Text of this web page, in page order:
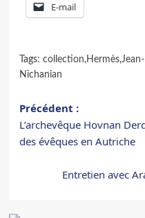
E-mail
Tags: collection,Hermès,
Nichanian
Navigation
d’article
Précédent :
L’archevêque Hovnan
des évêques en Autriche
Entretien avec